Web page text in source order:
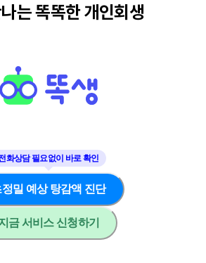
는 똑똑한 개인회생
정밀 예상 탕감액 진단
금 서비스 신청하기